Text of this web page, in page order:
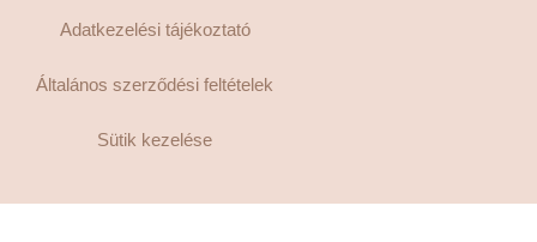
Adatkezelési tájékoztató
Általános szerződési feltételek
Sütik kezelése